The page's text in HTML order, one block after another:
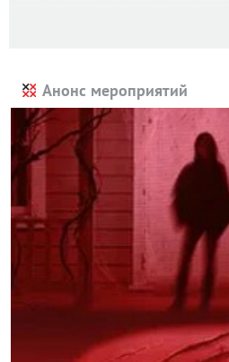
Анонс мероприятий